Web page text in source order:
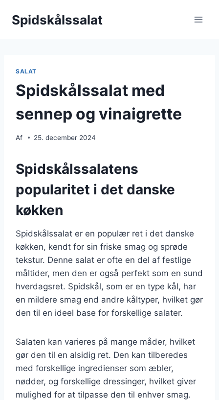
Spidskålssalat
SALAT
Spidskålssalat med
sennep og vinaigrette
Af 25. december 2024
Spidskålssalatens
popularitet i det danske
køkken
Spidskålssalat er en populær ret i det danske
køkken, kendt for sin friske smag og sprøde
tekstur. Denne salat er ofte en del af festlige
måltider, men den er også perfekt som en sund
hverdagsret. Spidskål, som er en type kål, har
en mildere smag end andre kåltyper, hvilket gør
den til en ideel base for forskellige salater.
Salaten kan varieres på mange måder, hvilket
gør den til en alsidig ret. Den kan tilberedes
med forskellige ingredienser som æbler,
nødder, og forskellige dressinger, hvilket giver
mulighed for at tilpasse den til enhver smag.